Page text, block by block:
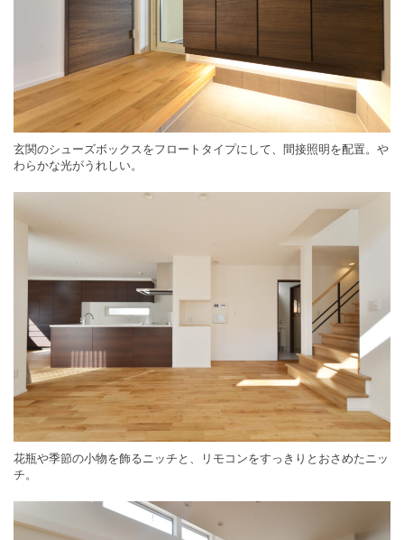
玄関のシューズボックスをフロートタイプにして、間接照明を配置。や
わらかな光がうれしい。
花瓶や季節の小物を飾るニッチと、リモコンをすっきりとおさめたニッ
チ。